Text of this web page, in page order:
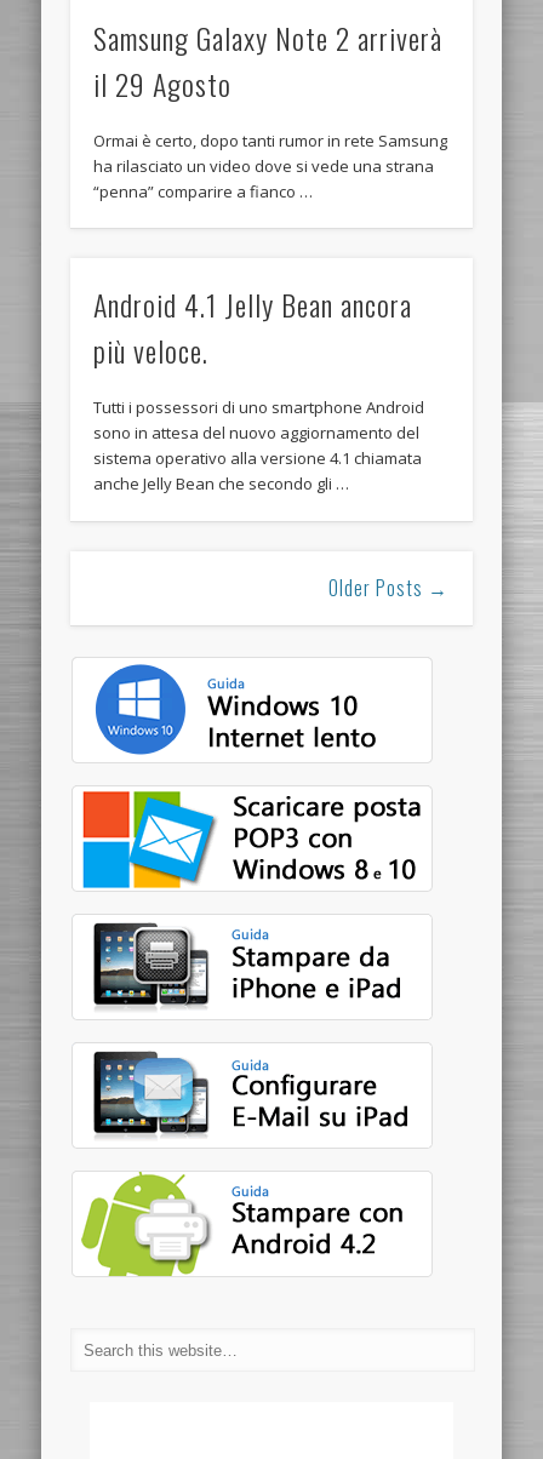
Samsung Galaxy Note 2 arriverà
il 29 Agosto
Ormai è certo, dopo tanti rumor in rete Samsung
ha rilasciato un video dove si vede una strana
“penna” comparire a fianco …
Android 4.1 Jelly Bean ancora
più veloce.
Tutti i possessori di uno smartphone Android
sono in attesa del nuovo aggiornamento del
sistema operativo alla versione 4.1 chiamata
anche Jelly Bean che secondo gli …
Older Posts →